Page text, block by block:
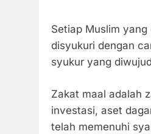
Setiap Muslim
disyukuri dengan
syukur yang
Zakat maal adalah
investasi, aset
telah memenuhi